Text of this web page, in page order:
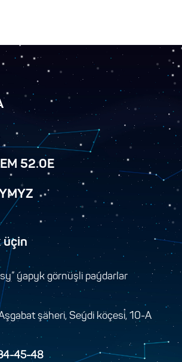
52.0E
üçin
ýapyk görnüşli paýdarlar
şäheri, Seýdi köçesi, 10-A
45-48